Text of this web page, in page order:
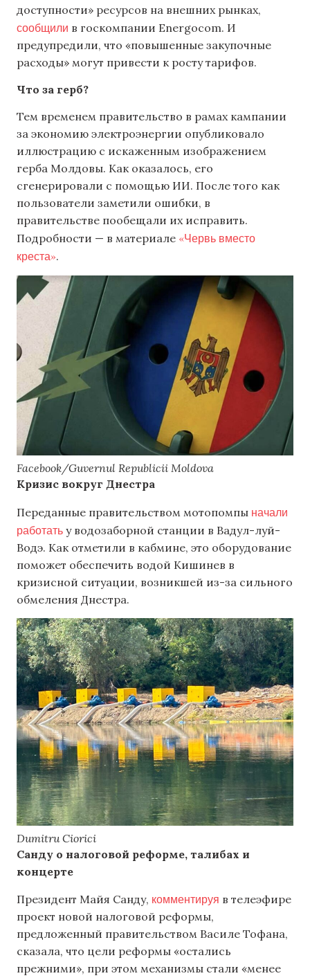
доступности» ресурсов на внешних рынках,
сообщили в госкомпании Energocom. И
предупредили, что «повышенные закупочные
расходы» могут привести к росту тарифов.
Что за герб?
Тем временем правительство в рамах кампании
за экономию электроэнергии опубликовало
иллюстрацию с искаженным изображением
герба Молдовы. Как оказалось, его
сгенерировали с помощью ИИ. После того как
пользователи заметили ошибки, в
правительстве пообещали их исправить.
Подробности — в материале «Червь вместо
креста».
Facebook/Guvernul Republicii Moldova
Кризис вокруг Днестра
Переданные правительством мотопомпы начали
работать у водозаборной станции в Вадул-луй-
Водэ. Как отметили в кабмине, это оборудование
поможет обеспечить водой Кишинев в
кризисной ситуации, возникшей из-за сильного
обмеления Днестра.
Dumitru Ciorici
Санду о налоговой реформе, талибах и
концерте
Президент Майя Санду, комментируя в телеэфире
проект новой налоговой реформы,
предложенный правительством Василе Тофана,
сказала, что цели реформы «остались
прежними», при этом механизмы стали «менее